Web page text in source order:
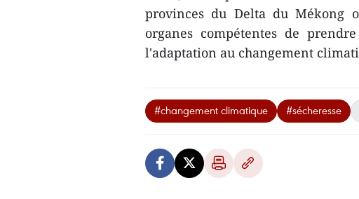
provinces du Delta du Mékong
organes compétentes ​de
l'adaptation au changement
#changement climatique #sécheresse